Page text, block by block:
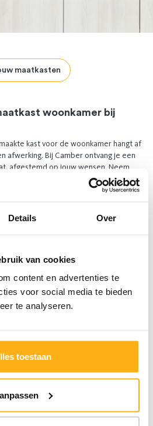
Details Over
van cookies
content en advertenties te
voor social media te bieden
te analyseren.
toestaan
maatkasten
woonkamer bij
kast voor de woonkamer hangt af
afwerking. Bij Camber ontvang je een
afgestemd op jouw wensen. Neem
voor meer informatie.
leefruimte op maat
ontwerp door een
, delevering, de